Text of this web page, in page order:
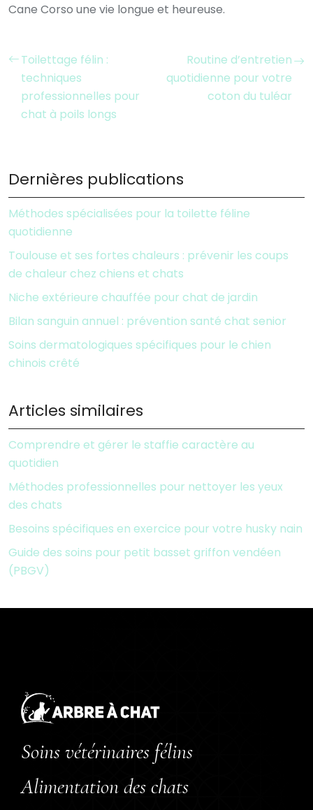
Cane Corso une vie longue et heureuse.
Toilettage félin :
techniques
professionnelles pour
chat à poils longs
Routine d’entretien
quotidienne pour votre
coton du tuléar
Dernières publications
Méthodes spécialisées pour la toilette féline
quotidienne
Toulouse et ses fortes chaleurs : prévenir les coups
de chaleur chez chiens et chats
Niche extérieure chauffée pour chat de jardin
Bilan sanguin annuel : prévention santé chat senior
Soins dermatologiques spécifiques pour le chien
chinois crêté
Articles similaires
Comprendre et gérer le staffie caractère au
quotidien
Méthodes professionnelles pour nettoyer les yeux
des chats
Besoins spécifiques en exercice pour votre husky nain
Guide des soins pour petit basset griffon vendéen
(PBGV)
Soins vétérinaires félins
Alimentation des chats